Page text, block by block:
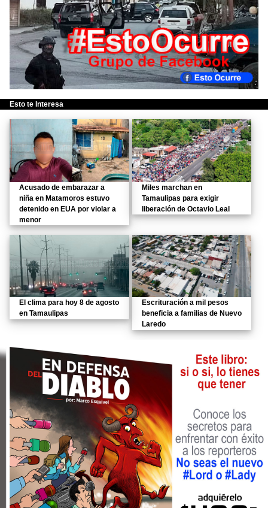
Esto te Interesa
Acusado de embarazar a
niña en Matamoros estuvo
detenido en EUA por violar a
menor
Miles marchan en
Tamaulipas para exigir
liberación de Octavio Leal
El clima para hoy 8 de agosto
en Tamaulipas
Escrituración a mil pesos
beneficia a familias de Nuevo
Laredo